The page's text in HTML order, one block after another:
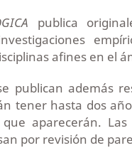
publica
afines en el
publican además
tener hasta dos
aparecerán.
por revisión de